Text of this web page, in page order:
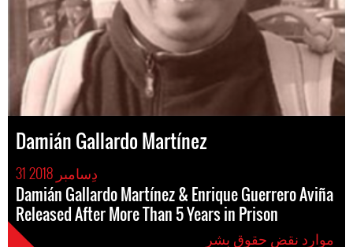
Damián Gallardo Martínez
31 دِسامبر 2018
Damián Gallardo Martínez & Enrique Guerrero Aviña
Released After More Than 5 Years in Prison